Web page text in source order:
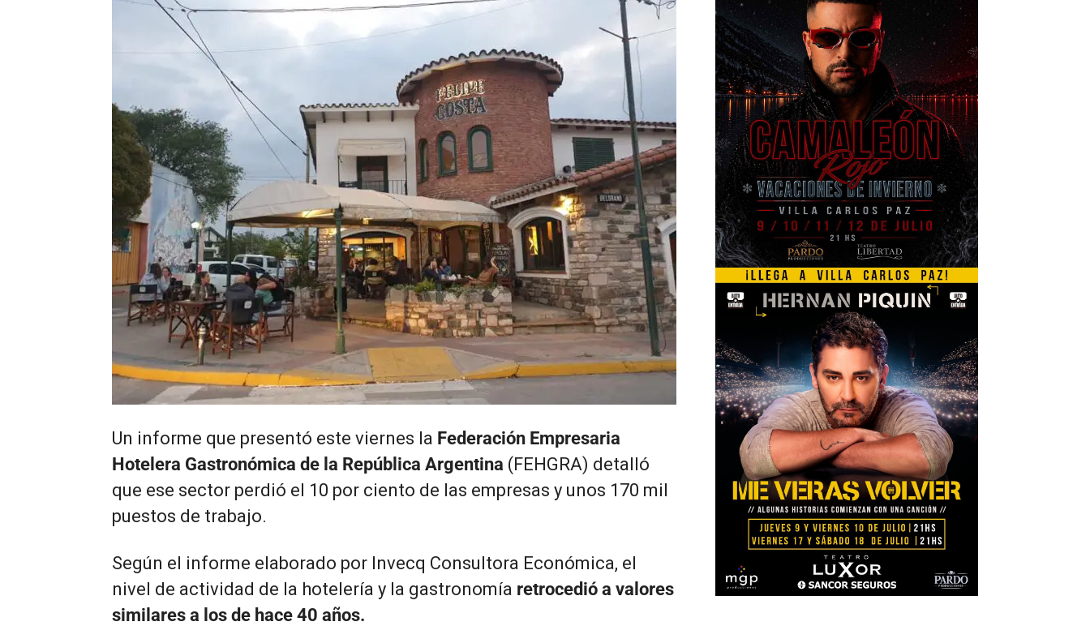
Un informe que presentó este viernes la Federación Empresaria
Hotelera Gastronómica de la República Argentina (FEHGRA) detalló
que ese sector perdió el 10 por ciento de las empresas y unos 170 mil
puestos de trabajo.
Según el informe elaborado por Invecq Consultora Económica, el
nivel de actividad de la hotelería y la gastronomía retrocedió a valores
similares a los de hace 40 años.